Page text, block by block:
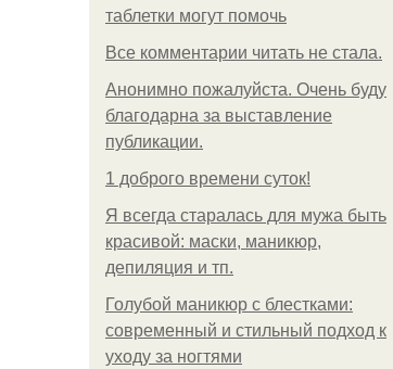
таблетки могут помочь
Все комментарии читать не стала.
Анонимно пожалуйста. Очень буду
благодарна за выставление
публикации.
1 доброго времени суток!
Я всегда старалась для мужа быть
красивой: маски, маникюр,
депиляция и тп.
Голубой маникюр с блестками:
современный и стильный подход к
уходу за ногтями